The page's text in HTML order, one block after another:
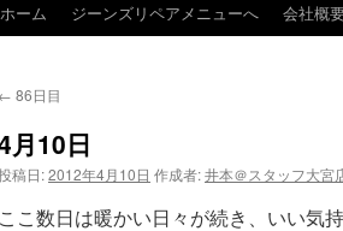
ホーム ジーンズリペアメニューへ 会社概
← 86日目
月10日
稿日:2012年4月10日 作成者:井本＠スタッフ大宮
ここ数日は暖かい日々が続き、いい気持